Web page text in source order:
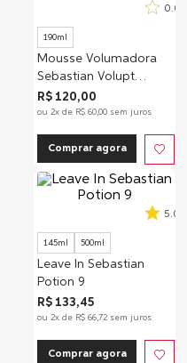
0.0
190ml
Mousse Volumadora
Sebastian Volupt
190ml
R$ 120,00
ou 2x de R$ 60,00 sem juros
Comprar agora
5.0
145ml 500ml
Leave In Sebastian
Potion 9
R$ 133,45
ou 2x de R$ 66,72 sem juros
Comprar agora